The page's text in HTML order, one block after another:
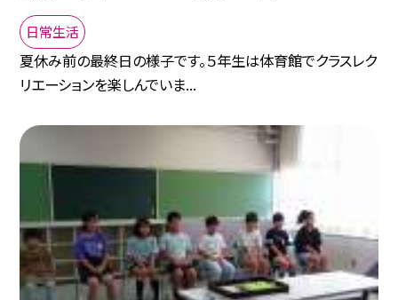
日常生活
夏休み前の最終日の様子です。５年生は体育館でクラスレク
リエーションを楽しんでいま...